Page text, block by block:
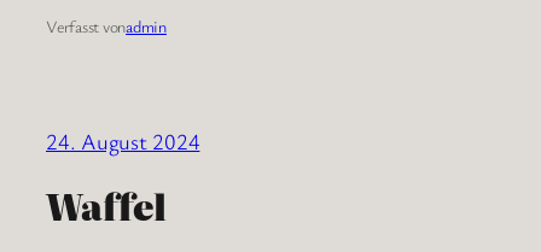
Verfasst vonadmin
24. August 2024
Waffel